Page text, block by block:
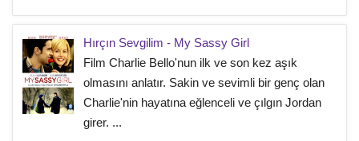
Hırçın Sevgilim - My Sassy Girl
Film Charlie Bello'nun ilk ve son kez aşık
olmasını anlatır. Sakin ve sevimli bir genç olan
Charlie'nin hayatına eğlenceli ve çılgın Jordan
girer. ...